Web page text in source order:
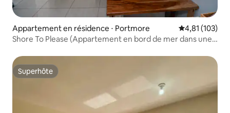
Appartement en résidence ⋅ Portmore Évaluation
4,81 (103)
Shore To Please (Appartement en bord de mer dans une
Superhôte
Superhôte